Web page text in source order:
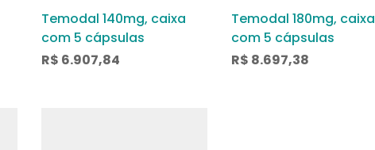
Temodal 140mg, caixa
com 5 cápsulas
R$ 6.907,84
Temodal 180mg, caixa
com 5 cápsulas
R$ 8.697,38